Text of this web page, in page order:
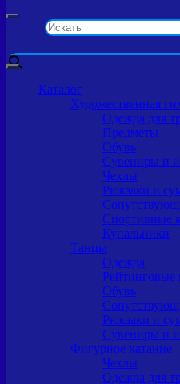
Каталог
Художественная
Одежда для
Предметы
Обувь
Сувениры и
Чехлы
Рюкзаки и
Спортивные
Купальники
Танцы
Одежда
Рейтинговые
Обувь
Рюкзаки и
Сувениры и
Фигурное катание
Чехлы
Одежда для